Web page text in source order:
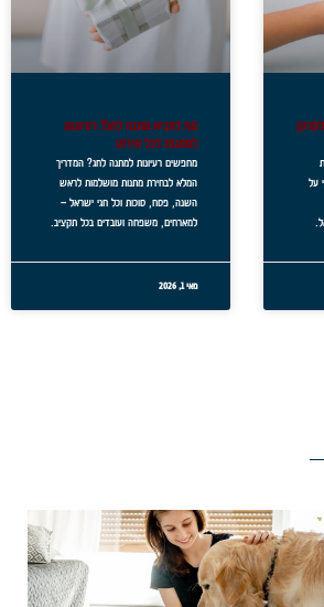
מה להביא מתנה לחג? רעיונות
למתנות לכל אירוע
מחפשים רעיונות למתנה לחג? המדריך
המלא לבחירת מתנות מושלמות לראש
השנה, פסח, סוכות וכל חגי ישראל –
למארחים, משפחה ועובדים בכל תקציב.